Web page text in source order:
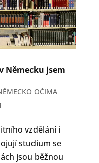
Německu jsem
OČIMA
vzdělání i
studium se
jsou běžnou